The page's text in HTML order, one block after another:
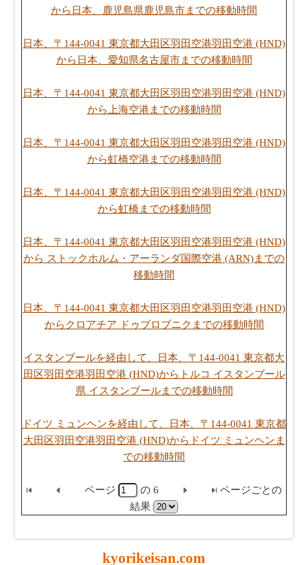
から日本、鹿児島県鹿児島市までの移動時間
日本、〒144-0041 東京都大田区羽田空港羽田空港 (HND)
から日本、愛知県名古屋市までの移動時間
日本、〒144-0041 東京都大田区羽田空港羽田空港 (HND)
から上海空港までの移動時間
日本、〒144-0041 東京都大田区羽田空港羽田空港 (HND)
から虹橋空港までの移動時間
日本、〒144-0041 東京都大田区羽田空港羽田空港 (HND)
から虹橋までの移動時間
日本、〒144-0041 東京都大田区羽田空港羽田空港 (HND)
から ストックホルム・アーランダ国際空港 (ARN)までの
移動時間
日本、〒144-0041 東京都大田区羽田空港羽田空港 (HND)
からクロアチア ドゥブロブニクまでの移動時間
イスタンブールを経由して、日本、〒144-0041 東京都大
田区羽田空港羽田空港 (HND)からトルコ イスタンブール
県 イスタンブールまでの移動時間
ドイツ ミュンヘンを経由して、日本、〒144-0041 東京都
大田区羽田空港羽田空港 (HND)からドイツ ミュンヘンま
での移動時間
ページ の 6
ページごとの
結果
kyorikeisan.com